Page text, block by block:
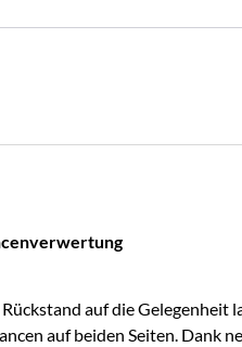
auf die Gelegenheit
auf beiden Seiten. Dank